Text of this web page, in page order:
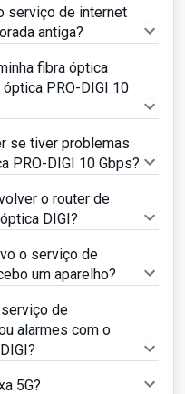
serviço de internet
antiga?
fibra óptica
PRO-DIGI 10
se tiver problemas
PRO-DIGI 10 Gbps?
o router de
DIGI?
o serviço de
um aparelho?
de
alarmes com o
5G?